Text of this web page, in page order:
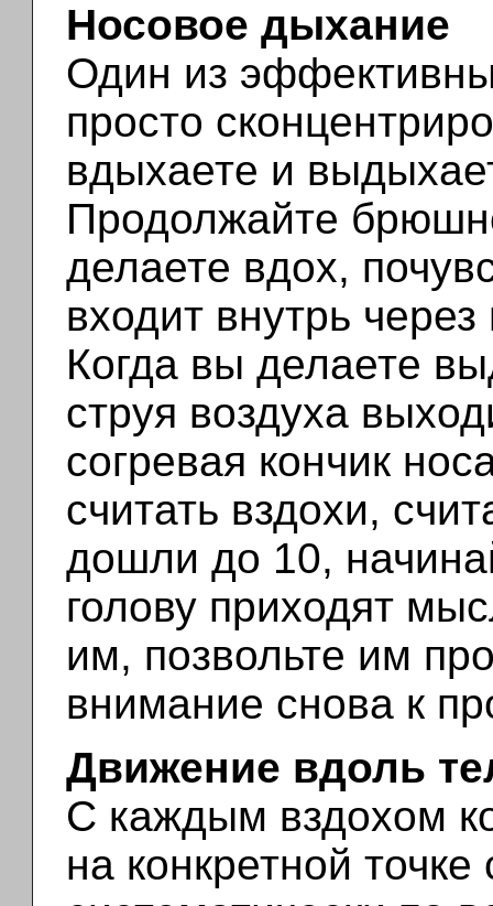
Носовое дыхание
Один из
просто
вдыхаете и
Продолжайте
делаете вдох,
входит внутрь
Когда вы делаете
струя воздуха
согревая кончик
считать вздохи,
дошли до 10,
голову приходят
им, позвольте им
внимание снова к
Движение вдоль
С каждым вздохом
на конкретной